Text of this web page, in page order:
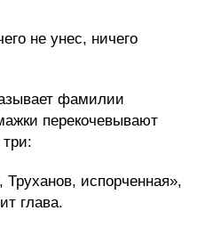
не унес, ничего
фамилии
перекочевывают
Труханов, испорченная»,
глава.